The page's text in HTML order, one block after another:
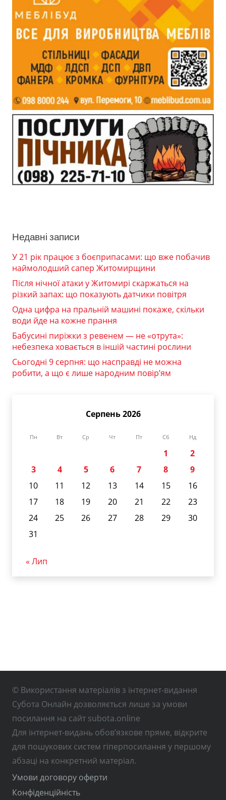
Недавні записи
У 21 рік працює з боєприпасами: що вже побачив
наймолодший сапер Житомирщини
Після нічної атаки у Житомирі скаржаться на
різкий запах: що показують датчики повітря
Одна цифра на пральній машині покаже, скільки
води йде на кожне прання
Бабусині пиріжки з ревенем — не «отрута»:
небезпека ховається в іншій частині рослини
Сьогодні 9 серпня: що насправді не можна
робити, а що є лише народним повір’ям
Серпень 2026
Пн Вт Ср Чт Пт Сб Нд
1
2
3
4 5 6 7 8
9
10
11 12 13 14 15
16
17
18 19 20 21 22
23
24
25 26 27 28 29
30
31
« Лип
© Використання матеріалів з інтернет-видання
Субота Онлайн дозволяється лише за умови
посилання на сайт subota.online
Для інтернет-видань обов’язкове пряме, відкрите
для пошукових систем гіперпосилання у першому
абзаці на конкретний матеріал.
Умови договору оферти
Конфіденційність